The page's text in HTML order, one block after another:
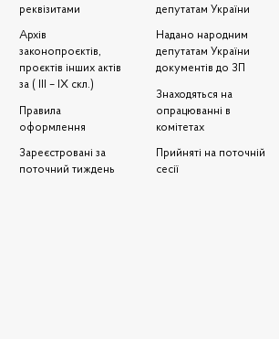
реквізитами
Архів
законопроєктів,
проєктів інших актів
за ( III – IX скл.)
Правила
оформлення
Зареєстровані за
поточний тиждень
депутатам України
Надано народним
депутатам України
документів до ЗП
Знаходяться на
опрацюванні в
комітетах
Прийняті на поточній
сесії